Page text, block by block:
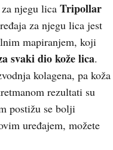
njegu lica Tripollar
za njegu lica jest
mapiranjem, koji
svaki dio kože lica.
kolagena, pa koža
rezultati su
postižu se bolji
uređajem, možete